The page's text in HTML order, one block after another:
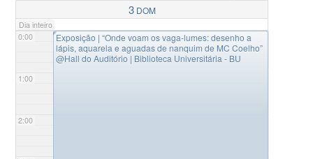
3 DOM
Dia inteiro
0:00
1:00
2:00
◤Exposição | “Onde voam os vaga-lumes: desenho a
lápis, aquarela e aguadas de nanquim de MC Coelho”
@Hall do Auditório | Biblioteca Universitária - BU